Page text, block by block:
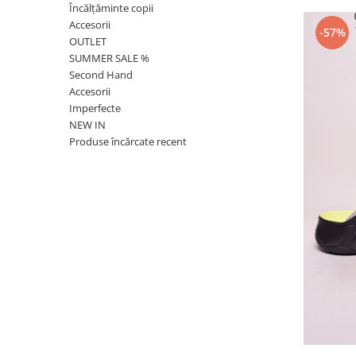
Încălțăminte copii
Accesorii
OUTLET
SUMMER SALE %
Second Hand
Accesorii
Imperfecte
NEW IN
Produse încărcate recent
-57%